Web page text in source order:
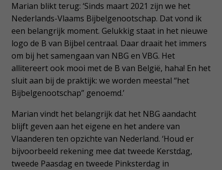
Marian blikt terug: ‘Sinds maart 2021 zijn we het
Nederlands-Vlaams Bijbelgenootschap. Dat vond ik
een belangrijk moment. Gelukkig staat in het nieuwe
logo de B van Bijbel centraal. Daar draait het immers
om bij het samengaan van NBG en VBG. Het
allitereert ook mooi met de B van België, haha! En het
sluit aan bij de praktijk: we worden meestal “het
Bijbelgenootschap” genoemd.’
Marian vindt het belangrijk dat het NBG aandacht
blijft geven aan het eigene en het andere van
Vlaanderen ten opzichte van Nederland. ‘Houd er
bijvoorbeeld rekening mee dat tweede Kerstdag,
tweede Paasdag en tweede Pinksterdag in